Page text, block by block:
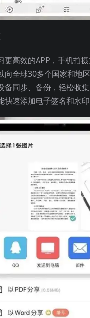
更高效的APP，手机拍
向全球30多个国家和地
备同步、备份，轻松收
速添加电子签名和水印